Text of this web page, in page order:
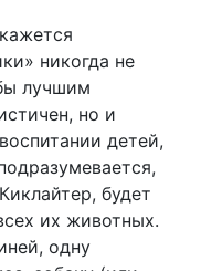
никогда не
лучшим
но и
детей,
будет
их животных.
одну